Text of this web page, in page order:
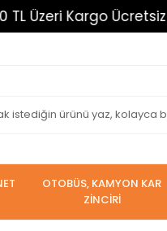
Kargo Ücretsiz
OTOBÜS, KAMYON KAR
ZİNCİRİ